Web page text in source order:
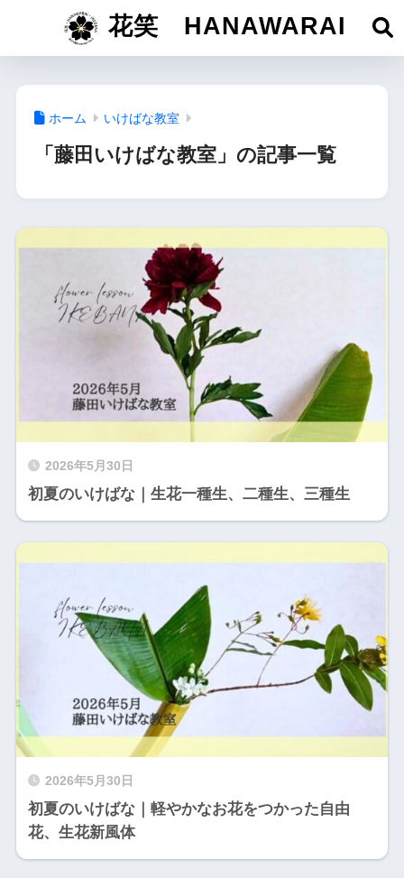
花笑 HANAWARAI
ホーム いけばな教室
「藤田いけばな教室」の記事一覧
2026年5月30日
初夏のいけばな｜生花一種生、二種生、三種生
2026年5月30日
初夏のいけばな｜軽やかなお花をつかった自由
花、生花新風体